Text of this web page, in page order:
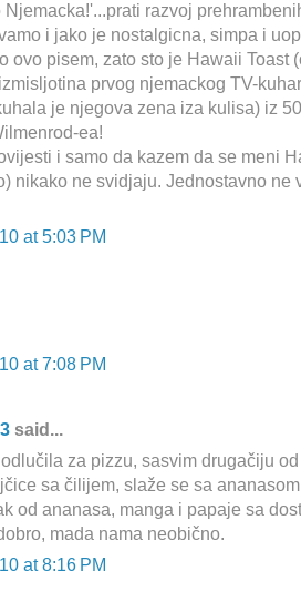
Njemacka!'...prati razvoj
i jako je nostalgicna, simpa i
ovo pisem, zato sto je Hawaii Toast
prvog njemackog TV-
je njegova zena iza kulisa) iz
ea!
i samo da kazem da se meni
nikako ne svidjaju. Jednostavno ne
at 5:03 PM
at 7:08 PM
said...
odlučila za pizzu, sasvim drugačiju
sa čilijem, slaže se sa
od ananasa, manga i papaje sa
mada nama neobično.
at 8:16 PM